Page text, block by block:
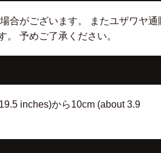
合がございます。 またユザワヤ通
予めご了承ください。
inches)から10cm (about 3.9